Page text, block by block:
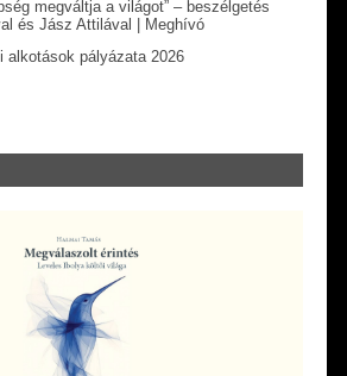
megváltja a világot” – beszélgetés
és Jász Attilával | Meghívó
alkotások pályázata 2026